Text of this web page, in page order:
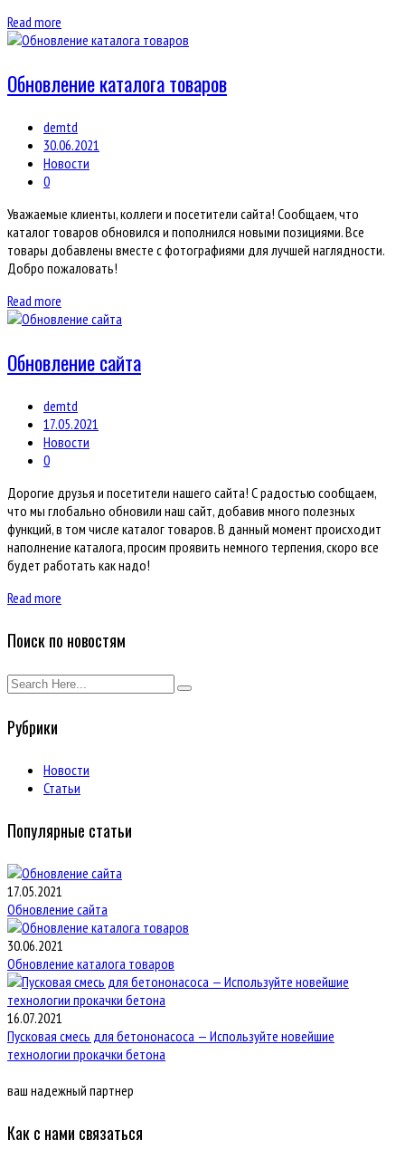
Read more
Обновление каталога товаров
demtd
30.06.2021
Новости
0
Уважаемые клиенты, коллеги и посетители сайта! Сообщаем, что
каталог товаров обновился и пополнился новыми позициями. Все
товары добавлены вместе с фотографиями для лучшей наглядности.
Добро пожаловать!
Read more
Обновление сайта
demtd
17.05.2021
Новости
0
Дорогие друзья и посетители нашего сайта! С радостью сообщаем,
что мы глобально обновили наш сайт, добавив много полезных
функций, в том числе каталог товаров. В данный момент происходит
наполнение каталога, просим проявить немного терпения, скоро все
будет работать как надо!
Read more
Поиск по новостям
Рубрики
Новости
Статьи
Популярные статьи
17.05.2021
Обновление сайта
30.06.2021
Обновление каталога товаров
16.07.2021
Пусковая смесь для бетононасоса — Используйте новейшие
технологии прокачки бетона
ваш надежный партнер
Как с нами связаться